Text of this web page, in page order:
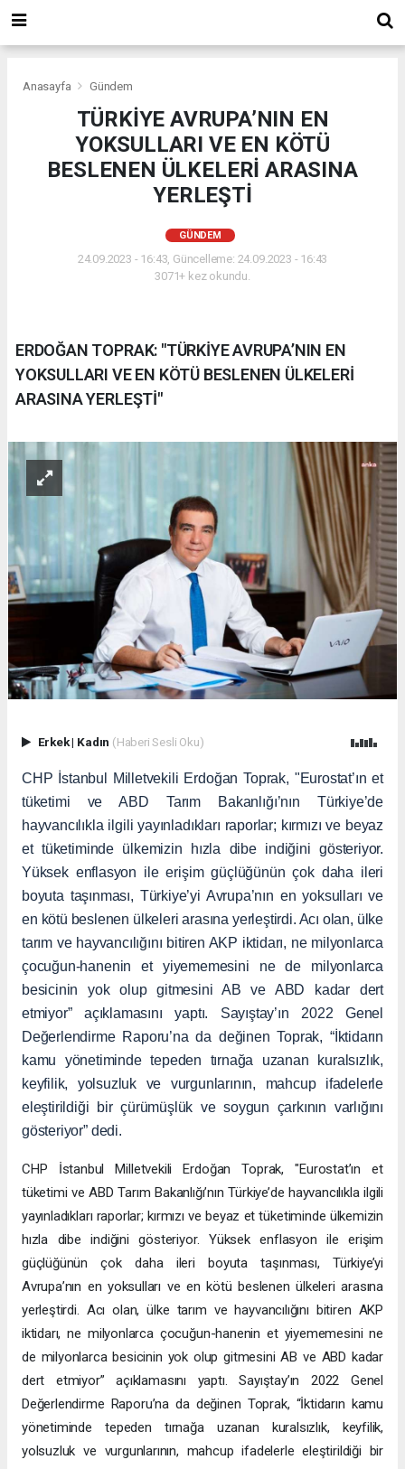
Anasayfa Gündem
TÜRKİYE AVRUPA’NIN EN
YOKSULLARI VE EN KÖTÜ
BESLENEN ÜLKELERİ ARASINA
YERLEŞTİ
GÜNDEM
24.09.2023 - 16:43, Güncelleme: 24.09.2023 - 16:43
3071+ kez okundu.
ERDOĞAN TOPRAK: "TÜRKİYE AVRUPA’NIN EN
YOKSULLARI VE EN KÖTÜ BESLENEN ÜLKELERİ
ARASINA YERLEŞTİ"
Erkek| Kadın (Haberi Sesli Oku)
CHP İstanbul Milletvekili Erdoğan Toprak, "Eurostat’ın et
tüketimi ve ABD Tarım Bakanlığı’nın Türkiye’de
hayvancılıkla ilgili yayınladıkları raporlar; kırmızı ve beyaz
et tüketiminde ülkemizin hızla dibe indiğini gösteriyor.
Yüksek enflasyon ile erişim güçlüğünün çok daha ileri
boyuta taşınması, Türkiye’yi Avrupa’nın en yoksulları ve
en kötü beslenen ülkeleri arasına yerleştirdi. Acı olan, ülke
tarım ve hayvancılığını bitiren AKP iktidarı, ne milyonlarca
çocuğun-hanenin et yiyememesini ne de milyonlarca
besicinin yok olup gitmesini AB ve ABD kadar dert
etmiyor” açıklamasını yaptı. Sayıştay’ın 2022 Genel
Değerlendirme Raporu’na da değinen Toprak, “İktidarın
kamu yönetiminde tepeden tırnağa uzanan kuralsızlık,
keyfilik, yolsuzluk ve vurgunlarının, mahcup ifadelerle
eleştirildiği bir çürümüşlük ve soygun çarkının varlığını
gösteriyor” dedi.
CHP İstanbul Milletvekili Erdoğan Toprak, "Eurostat’ın et
tüketimi ve ABD Tarım Bakanlığı’nın Türkiye’de hayvancılıkla ilgili
yayınladıkları raporlar; kırmızı ve beyaz et tüketiminde ülkemizin
hızla dibe indiğini gösteriyor. Yüksek enflasyon ile erişim
güçlüğünün çok daha ileri boyuta taşınması, Türkiye’yi
Avrupa’nın en yoksulları ve en kötü beslenen ülkeleri arasına
yerleştirdi. Acı olan, ülke tarım ve hayvancılığını bitiren AKP
iktidarı, ne milyonlarca çocuğun-hanenin et yiyememesini ne
de milyonlarca besicinin yok olup gitmesini AB ve ABD kadar
dert etmiyor” açıklamasını yaptı. Sayıştay’ın 2022 Genel
Değerlendirme Raporu’na da değinen Toprak, “İktidarın kamu
yönetiminde tepeden tırnağa uzanan kuralsızlık, keyfilik,
yolsuzluk ve vurgunlarının, mahcup ifadelerle eleştirildiği bir